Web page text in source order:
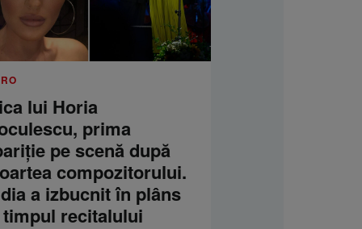
lui Horia
prima
pe scenă după
compozitorului.
a izbucnit în plâns
recitalului